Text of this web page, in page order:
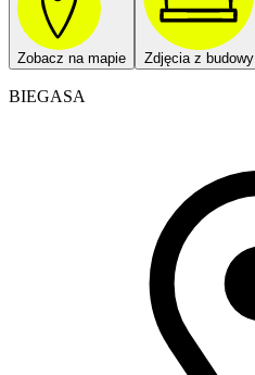
Zobacz na mapie Zdjęcia z budowy
BIEGASA